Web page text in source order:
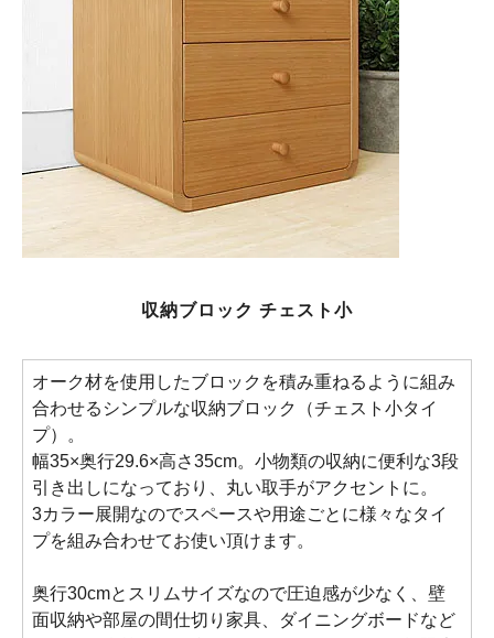
収納ブロック チェスト小
オーク材を使用したブロックを積み重ねるように組み
合わせるシンプルな収納ブロック（チェスト小タイ
プ）。
幅35×奥行29.6×高さ35cm。小物類の収納に便利な3段
引き出しになっており、丸い取手がアクセントに。
3カラー展開なのでスペースや用途ごとに様々なタイ
プを組み合わせてお使い頂けます。
奥行30cmとスリムサイズなので圧迫感が少なく、壁
面収納や部屋の間仕切り家具、ダイニングボードなど